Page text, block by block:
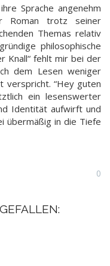
Sprache angenehm
Roman trotz seiner
Themas relativ
philosophische
Knall“ fehlt mir bei der
dem Lesen weniger
verspricht. “Hey guten
ein lesenswerter
Identität aufwirft und
übermäßig in die Tiefe
0